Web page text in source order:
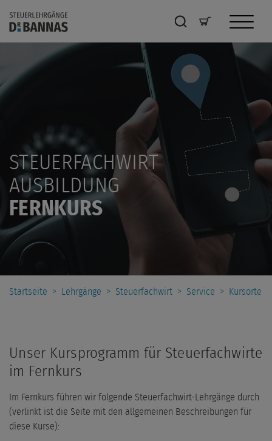
STEUERFACHWIRT
AUSBILDUNG
FERNKURS
Startseite > Lehrgänge > Steuerfachwirt > Service > Kursorte
Unser Kursprogramm für Steuerfachwirte
im Fernkurs
Im Fernkurs führen wir folgende Steuerfachwirt-Lehrgänge durch
(verlinkt ist die Seite mit den allgemeinen Beschreibungen für
diese Kurse):